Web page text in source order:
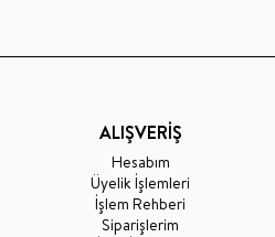
ALIŞVERİŞ
Hesabım
Üyelik İşlemleri
İşlem Rehberi
Siparişlerim